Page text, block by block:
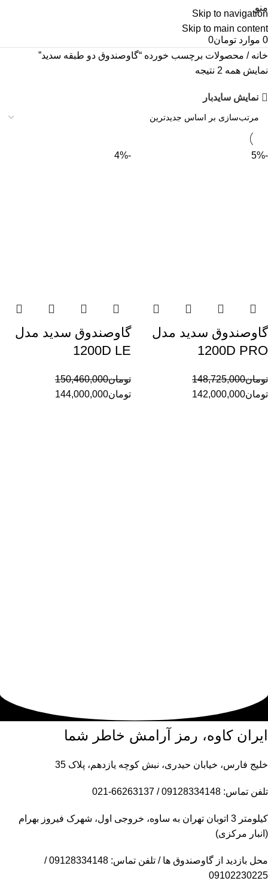
Skip to navigation
Skip to main content
منو
0 موارد تومان0
خانه محصولات برچسب خورده “گاوصندوق دو طبقه سدید”
نمایش همه 2 نتیجه
نمایش سایدبار
-5%
گاوصندوق سدید مدل
1200D PRO
تومان148,725,000
تومان142,000,000
-4%
گاوصندوق سدید مدل
1200D LE
تومان150,460,000
تومان144,000,000
ایران کاوه، رمز آرامش خاطر شما
خلیج فارس، خیابان حیدری، نبش کوچه یازدهم، پلاک 35
تلفن تماس: 09128334148 / 66263137-021
کیلومتر 3 اتوبان تهران به ساوه، خروجی اول، شهرک فیروز بهرام
(انبار مرکزی)
محل بازدید از گاوصندوق ها / تلفن تماس: 09128334148 /
09102230225